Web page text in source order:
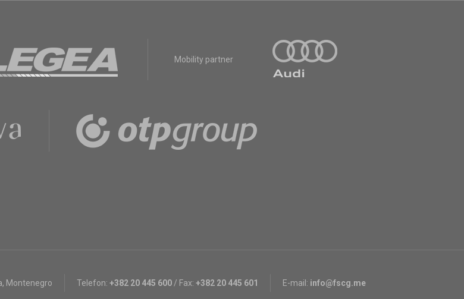
Mobility partner
Montenegro Telefon: +382 20 445 600 / Fax: +382 20 445 601 E-mail: info@fscg.me